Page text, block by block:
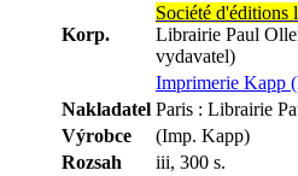
Korp.
Société d'éditions
Librairie Paul
vydavatel)
Imprimerie Kapp
Nakladatel Paris : Librairie
Výrobce
(Imp. Kapp)
Rozsah
iii, 300 s.